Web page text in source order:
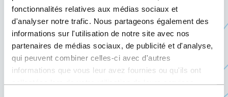
fonctionnalités relatives aux médias sociaux et
d'analyser notre trafic. Nous partageons également des
informations sur l'utilisation de notre site avec nos
partenaires de médias sociaux, de publicité et d'analyse,
qui peuvent combiner celles-ci avec d'autres
informations que vous leur avez fournies ou qu'ils ont
collectées lors de votre utilisation de leurs services.
Le 5 octobre 2023, le Centre des congrès de
Québec accueille le
Colloque Cybersécurité et
protection des données personnelles 2023Ce
lien
dans
une
présenté par Le Point en santé et services
sociaux.